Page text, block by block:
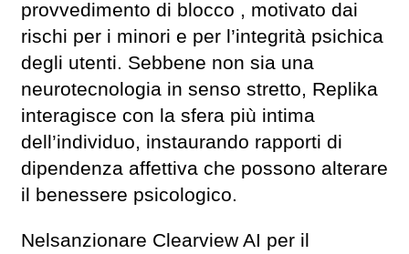
provvedimento di blocco , motivato dai
rischi per i minori e per l’integrità psichica
degli utenti. Sebbene non sia una
neurotecnologia in senso stretto, Replika
interagisce con la sfera più intima
dell’individuo, instaurando rapporti di
dipendenza affettiva che possono alterare
il benessere psicologico.
Nelsanzionare Clearview AI per il